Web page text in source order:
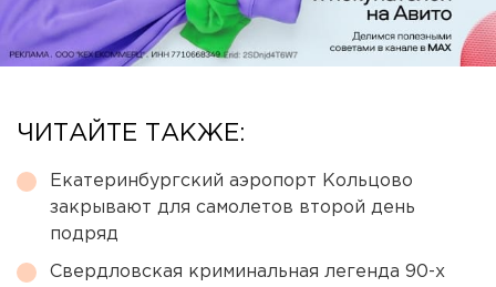
ЧИТАЙТЕ ТАКЖЕ:
Екатеринбургский аэропорт Кольцово
закрывают для самолетов второй день
подряд
Свердловская криминальная легенда 90-х